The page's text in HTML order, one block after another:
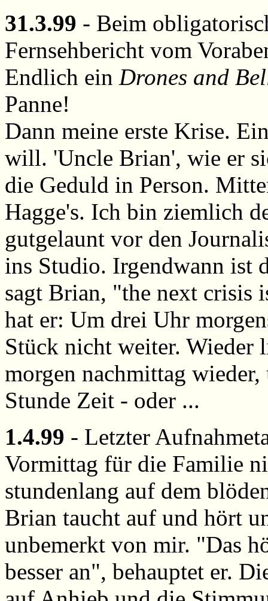
31.3.99 - Beim
Fernsehbericht vom
Endlich ein Drones and
Panne!
Dann meine erste Krise.
will. 'Uncle Brian', wie er
die Geduld in Person.
Hagge's. Ich bin ziemlich
gutgelaunt vor den
ins Studio. Irgendwann ist
sagt Brian, "the next crisis
hat er: Um drei Uhr
Stück nicht weiter. Wieder
morgen nachmittag
Stunde Zeit - oder ...
1.4.99 - Letzter
Vormittag für die Familie
stundenlang auf dem
Brian taucht auf und hört
unbemerkt von mir. "Das
besser an", behauptet er.